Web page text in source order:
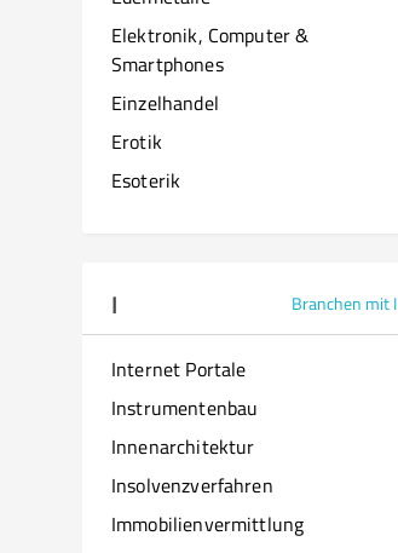
Elektronik, Computer &
Smartphones
Einzelhandel
Erotik
Esoterik
I Branchen mit I
Internet Portale
Instrumentenbau
Innenarchitektur
Insolvenzverfahren
Immobilienvermittlung